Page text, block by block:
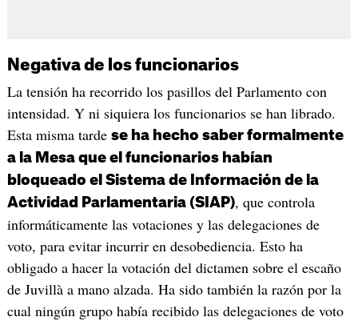
Negativa de los funcionarios
La tensión ha recorrido los pasillos del Parlamento con
intensidad. Y ni siquiera los funcionarios se han librado.
Esta misma tarde se ha hecho saber formalmente
a la Mesa que el funcionarios habían
bloqueado el Sistema de Información de la
Actividad Parlamentaria (SIAP), que controla
informáticamente las votaciones y las delegaciones de
voto, para evitar incurrir en desobediencia. Esto ha
obligado a hacer la votación del dictamen sobre el escaño
de Juvillà a mano alzada. Ha sido también la razón por la
cual ningún grupo había recibido las delegaciones de voto